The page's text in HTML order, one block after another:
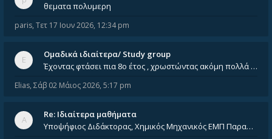
θεματα πολυμερη
paris, Τετ 17 Ιουν 2026, 12:34 pm
Ομαδικά ιδιαίτερα/ Study group
Έχοντας φτάσει πια 8ο έτος , χρωστώντας ακόμη πολλά και χωρίς καμία όρεξη ούτε να διαβάσω μόνος μου ούτε να παρακολουθήσ
Elias, Σάβ 02 Μάιος 2026, 5:17 pm
Re: Ιδιαίτερα μαθήματα
Υποψήφιος Διδάκτορας, Χημικός Μηχανικός ΕΜΠ Παραδίδω ιδιαίτερα μαθήματα μέσης και ανώτατης εκπαίδευσης σε θετικές και τε